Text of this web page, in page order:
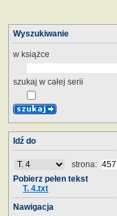
Wyszukiwanie
w książce
szukaj w całej serii
Idź do
strona:
Pobierz pełen tekst
T. 4.txt
Nawigacja